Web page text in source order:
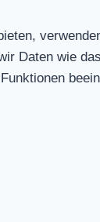
Daten wie